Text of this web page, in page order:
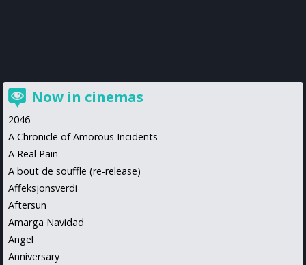
Now in cinemas
2046
A Chronicle of Amorous Incidents
A Real Pain
A bout de souffle (re-release)
Affeksjonsverdi
Aftersun
Amarga Navidad
Angel
Anniversary